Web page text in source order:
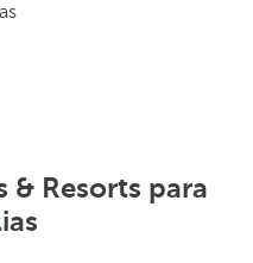
Resorts para